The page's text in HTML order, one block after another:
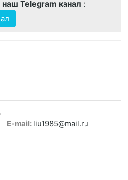
Telegram канал :
E-mail: liu1985@mail.ru